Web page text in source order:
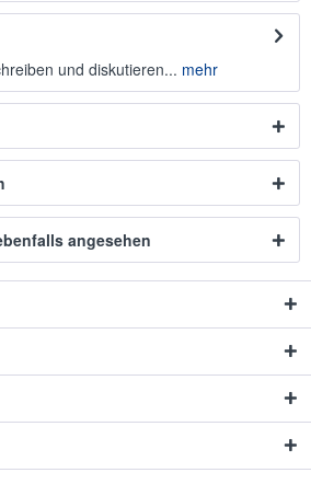
und diskutieren... mehr
angesehen